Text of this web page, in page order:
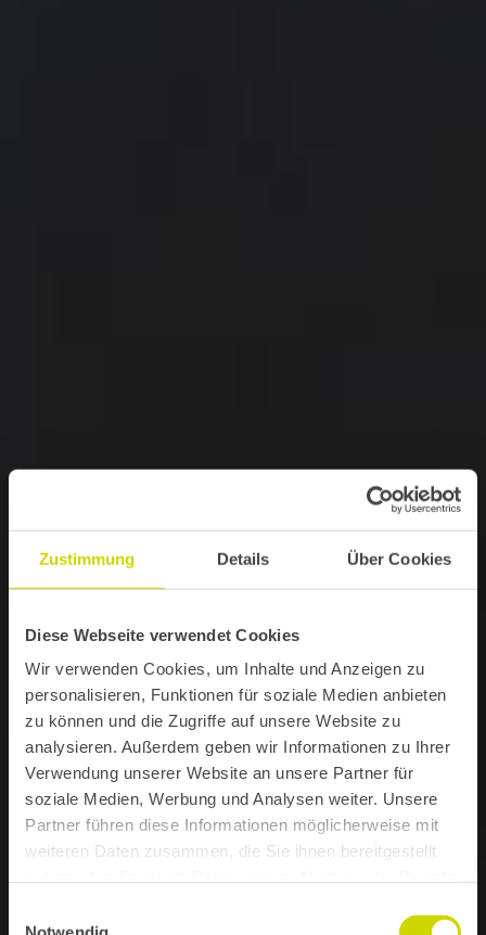
Zustimmung Details Über Cookies
Diese Webseite verwendet Cookies
Wir verwenden Cookies, um Inhalte und Anzeigen zu
personalisieren, Funktionen für soziale Medien anbieten
zu können und die Zugriffe auf unsere Website zu
analysieren. Außerdem geben wir Informationen zu Ihrer
Verwendung unserer Website an unsere Partner für
soziale Medien, Werbung und Analysen weiter. Unsere
Partner führen diese Informationen möglicherweise mit
weiteren Daten zusammen, die Sie ihnen bereitgestellt